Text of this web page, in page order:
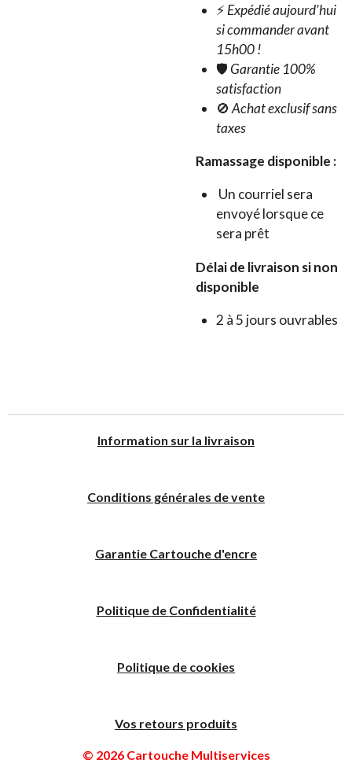
⚡Expédié aujourd'hui
si commander avant
15h00 !
🛡️Garantie 100%
satisfaction
🚫Achat exclusif sans
taxes
Ramassage disponible :
Un courriel sera
envoyé lorsque ce
sera prêt
Délai de livraison si non
disponible
2 à 5 jours ouvrables
Information sur la livraison
Conditions générales de vente
Garantie Cartouche d'encre
Politique de Confidentialité
Politique de cookies
Vos retours produits
© 2026 Cartouche Multiservices